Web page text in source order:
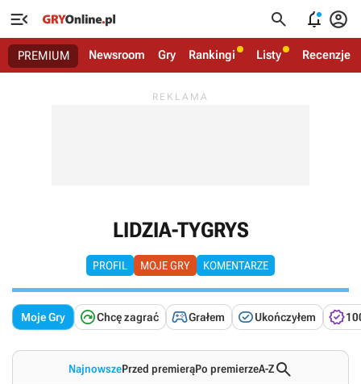
   
PREMIUM Newsroom Gry Rankingi Listy Recenzje
LIDZIA-TYGRYS
PROFIL MOJE GRY KOMENTARZE
Moje Gry Chcę zagrać Grałem Ukończyłem 
NajnowszePrzed premierąPo premierzeA-Z